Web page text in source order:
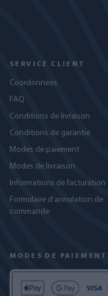
SERVICE CLIENT
Coordonnées
FAQ
Conditions de livraison
Conditions de garantie
Modes de paiement
Modes de livraison
Informations de facturation
Formulaire d’annulation de
commande
MODES DE PAIEMENT